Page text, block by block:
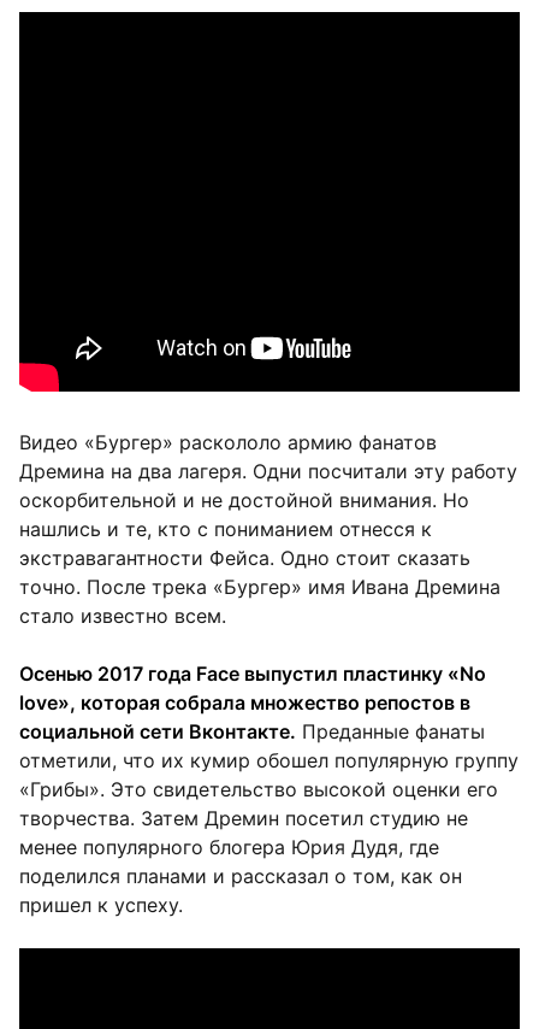
Видео «Бургер» раскололо армию фанатов
Дремина на два лагеря. Одни посчитали эту работу
оскорбительной и не достойной внимания. Но
нашлись и те, кто с пониманием отнесся к
экстравагантности Фейса. Одно стоит сказать
точно. После трека «Бургер» имя Ивана Дремина
стало известно всем.
Осенью 2017 года Face выпустил пластинку «No
love», которая собрала множество репостов в
социальной сети Вконтакте. Преданные фанаты
отметили, что их кумир обошел популярную группу
«Грибы». Это свидетельство высокой оценки его
творчества. Затем Дремин посетил студию не
менее популярного блогера Юрия Дудя, где
поделился планами и рассказал о том, как он
пришел к успеху.